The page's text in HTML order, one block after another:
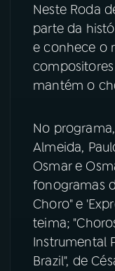
06
07ÚLTIMAS
ACOMPANHE A
YouTube
Instagram
TikTok
Neste Roda
parte da
e conhece o
mantém o
No
Almeida,
Osmar e
fonogramas
Choro" e
teima;
Instrumental
Brazil", de